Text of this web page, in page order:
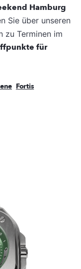
Hamburg
Sie über unseren
zu Terminen im
für
Fortis